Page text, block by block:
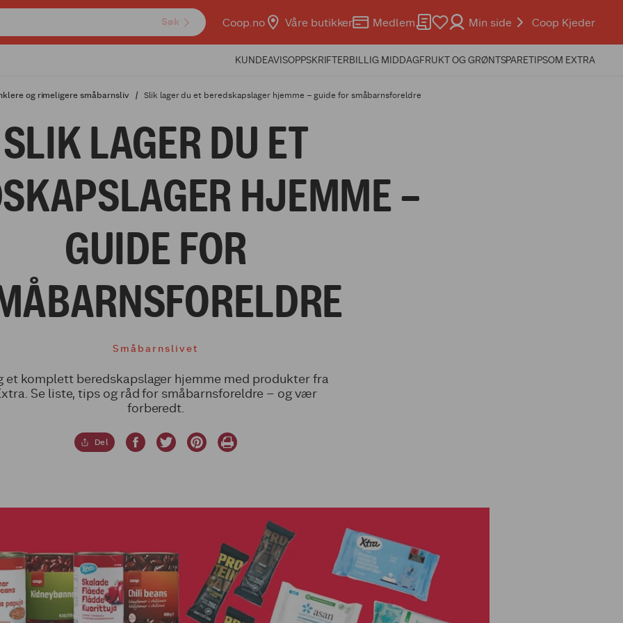
Søk Coop.no Våre butikker Medlem Min side Coop Kjeder
KUNDEAVISOPPSKRIFTERBILLIG MIDDAGFRUKT OG GRØNTSPARETIPSOM EXTRA
og rimeligere småbarnsliv Slik lager du et beredskapslager hjemme – guide for småbarnsforeldre
SLIK LAGER DU ET
HJEMME –
GUIDE FOR
Småbarnslivet
et komplett beredskapslager hjemme med produkter fra
Se liste, tips og råd for småbarnsforeldre – og vær
forberedt.
Del